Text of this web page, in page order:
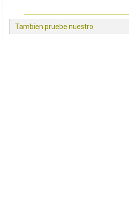
Tambien pruebe nuestro